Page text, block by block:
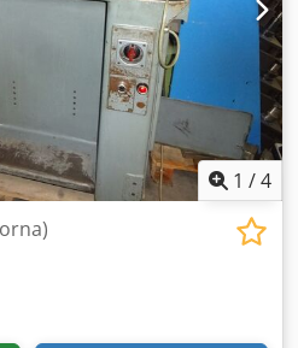
IŞLEME MAKINELERI ALIM /
Üretiminiz için yüksek
makinesine mi
satmak mı istiyorsunuz?
detayları için lütfen web
1 /4